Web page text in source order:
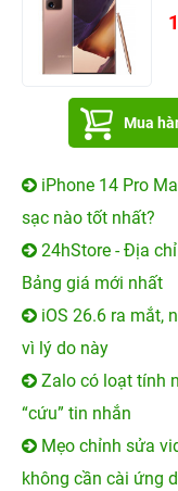
Mua
iPhone 14 Pro
sạc nào tốt nhất?
24hStore - Địa
Bảng giá mới nhất
iOS 26.6 ra mắt,
vì lý do này
Zalo có loạt tính
“cứu” tin nhắn
Mẹo chỉnh sửa
không cần cài ứng